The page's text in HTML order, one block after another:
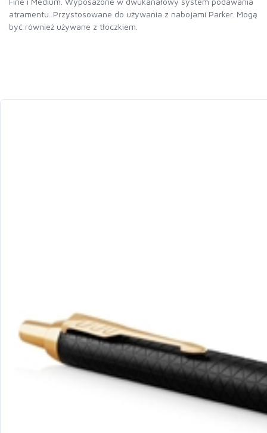
atramentu. Przystosowane do używania z nabojami Parker. Mogą
być również używane z tłoczkiem.